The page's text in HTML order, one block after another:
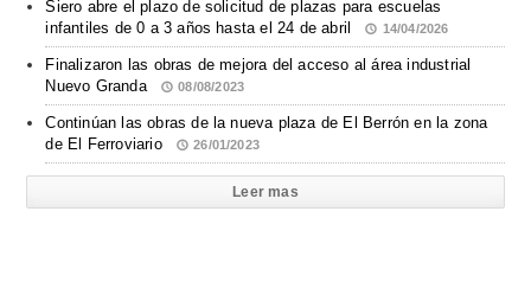
Siero abre el plazo de solicitud de plazas para escuelas
infantiles de 0 a 3 años hasta el 24 de abril
14/04/2026
Finalizaron las obras de mejora del acceso al área industrial
Nuevo Granda
08/08/2023
Continúan las obras de la nueva plaza de El Berrón en la zona
de El Ferroviario
26/01/2023
Leer mas